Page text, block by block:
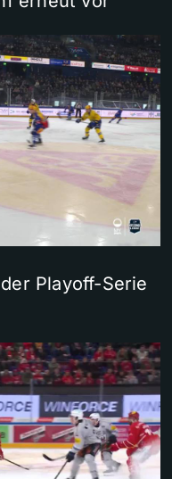
Playoff-Serie